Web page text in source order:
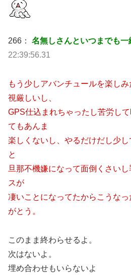
266： 名無しさんといつまでも一
22:39:56.31
もう少しアバンチュールを楽し
視厳しいし、
GPS仕込まれちゃったし苦労し
てもあんま
楽しくないし、やるだけだし少
と
旦那不機嫌になって面倒くさい
スが
凄いことになってたからこうな
がとう。
このまま終わらせるよ。
次はないよ。
埋め合わせもいらないよ